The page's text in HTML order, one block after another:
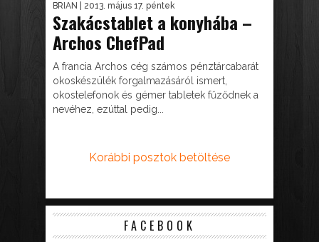
BRIAN | 2013. május 17. péntek
Szakácstablet a konyhába –
Archos ChefPad
A francia Archos cég számos pénztárcabarát
okoskészülék forgalmazásáról ismert,
okostelefonok és gémer tabletek fűződnek a
nevéhez, ezúttal pedig...
Korábbi posztok betöltése
FACEBOOK